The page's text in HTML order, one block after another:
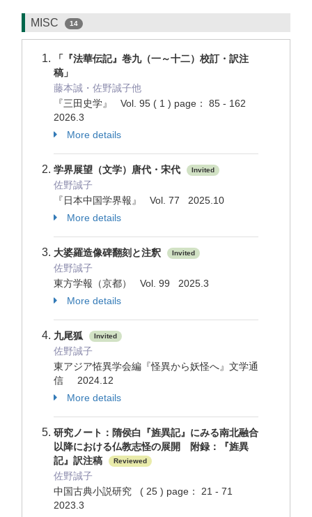
MISC 14
「『法華伝記』巻九（一～十二）校訂・訳注
稿」
藤本誠・佐野誠子他
『三田史学』 Vol. 95 ( 1 ) page： 85 - 162
2026.3
More details
学界展望（文学）唐代・宋代 Invited
佐野誠子
『日本中国学界報』 Vol. 77 2025.10
More details
大婆羅造像碑翻刻と注釈 Invited
佐野誠子
東方学報（京都） Vol. 99 2025.3
More details
九尾狐 Invited
佐野誠子
東アジア恠異学会編『怪異から妖怪へ』文学通
信 2024.12
More details
研究ノート：隋侯白『旌異記』にみる南北融合
以降における仏教志怪の展開 附録：『旌異
記』訳注稿
Reviewed
佐野誠子
中国古典小説研究 ( 25 ) page： 21 - 71
2023.3